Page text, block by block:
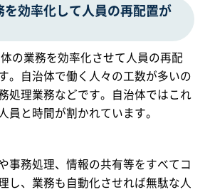
を効率化して人員の再配置が
の業務を効率化させて人員の再配
。自治体で働く人々の工数が多いの
処理業務などです。自治体ではこれ
員と時間が割かれています。
事務処理、情報の共有等をすべてコ
し、業務も自動化させれば無駄な人